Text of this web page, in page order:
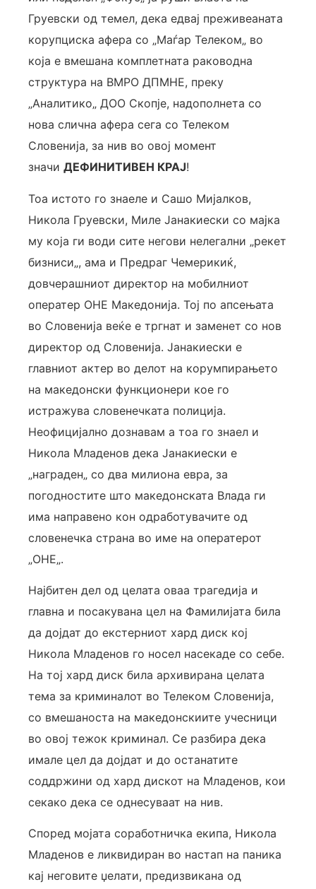
Груевски од темел, дека едвај преживеаната
корупциска афера со „Маѓар Телеком„ во
која е вмешана комплетната раководна
структура на ВМРО ДПМНЕ, преку
„Аналитико„ ДОО Скопје, надополнета со
нова слична афера сега со Телеком
Словенија, за нив во овој момент
значи ДЕФИНИТИВЕН КРАЈ!
Тоа истото го знаеле и Сашо Мијалков,
Никола Груевски, Миле Јанакиески со мајка
му која ги води сите негови нелегални „рекет
бизниси„, ама и Предраг Чемерикиќ,
довчерашниот директор на мобилниот
оператер ОНЕ Македонија. Тој по апсењата
во Словенија веќе е тргнат и заменет со нов
директор од Словенија. Јанакиески е
главниот актер во делот на корумпирањето
на македонски функционери кое го
истражува словенечката полиција.
Неофицијално дознавам а тоа го знаел и
Никола Младенов дека Јанакиески е
„награден„ со два милиона евра, за
погодностите што македонската Влада ги
има направено кон одработувачите од
словенечка страна во име на оператерот
„ОНЕ„.
Најбитен дел од целата оваа трагедија и
главна и посакувана цел на Фамилијата била
да дојдат до екстерниот хард диск кој
Никола Младенов го носел насекаде со себе.
На тој хард диск била архивирана целата
тема за криминалот во Телеком Словенија,
со вмешаноста на македонскиите учесници
во овој тежок криминал. Се разбира дека
имале цел да дојдат и до останатите
соддржини од хард дискот на Младенов, кои
секако дека се однесуваат на нив.
Според мојата соработничка екипа, Никола
Младенов е ликвидиран во настап на паника
кај неговите џелати, предизвикана од